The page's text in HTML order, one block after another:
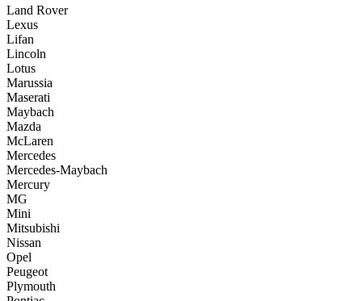
Land Rover
Lexus
Lifan
Lincoln
Lotus
Marussia
Maserati
Maybach
Mazda
McLaren
Mercedes
Mercedes-Maybach
Mercury
MG
Mini
Mitsubishi
Nissan
Opel
Peugeot
Plymouth